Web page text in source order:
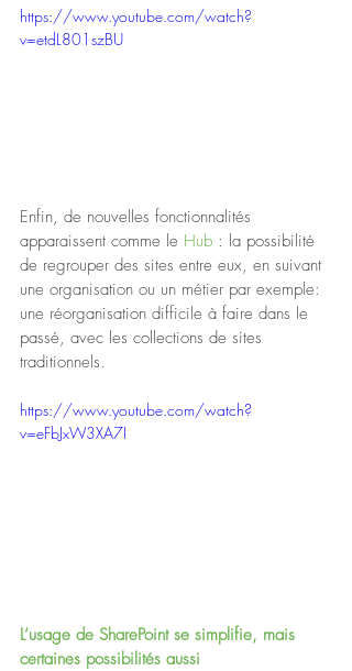
https://www.youtube.com/watch?
v=etdL801szBU
Enfin, de nouvelles fonctionnalités
apparaissent comme le Hub : la possibilité
de regrouper des sites entre eux, en suivant
une organisation ou un métier par exemple:
une réorganisation difficile à faire dans le
passé, avec les collections de sites
traditionnels.
https://www.youtube.com/watch?
v=eFbJxW3XA7I
L’usage de SharePoint se simplifie, mais
certaines possibilités aussi